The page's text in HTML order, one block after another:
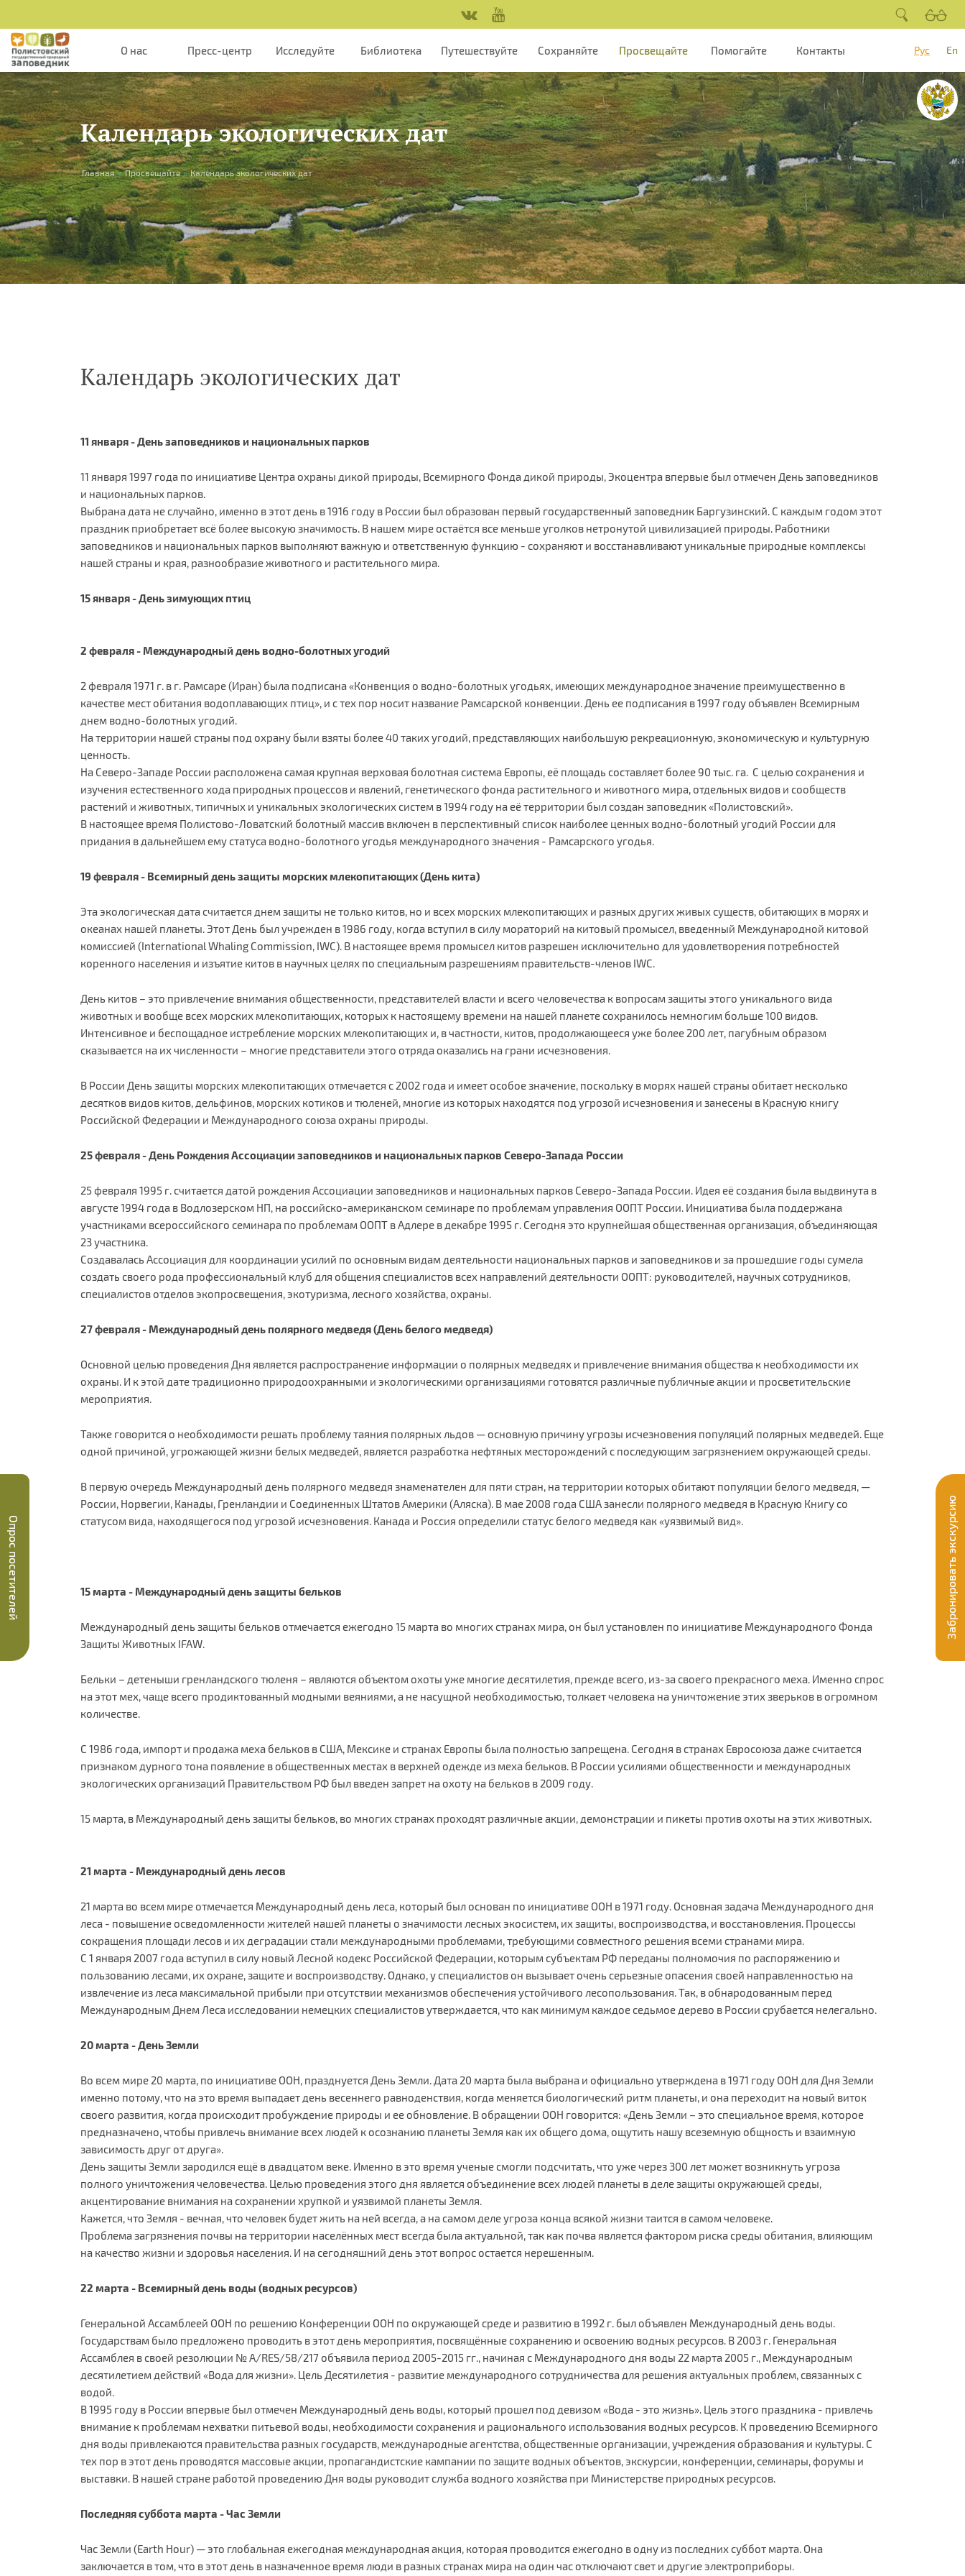
О нас Пресс-центр Исследуйте Библиотека Путешествуйте Сохраняйте Просвещайте Помогайте Контакты Рус En
Календарь экологических дат
Вы здесь
Главная » Просвещайте » Календарь экологических дат
Календарь экологических дат
11 января - День заповедников и национальных парков
11 января 1997 года по инициативе Центра охраны дикой природы, Всемирного Фонда дикой природы, Экоцентра впервые был отмечен День заповедников
и национальных парков.
Выбрана дата не случайно, именно в этот день в 1916 году в России был образован первый государственный заповедник Баргузинский. С каждым годом этот
праздник приобретает всё более высокую значимость. В нашем мире остаётся все меньше уголков нетронутой цивилизацией природы. Работники
заповедников и национальных парков выполняют важную и ответственную функцию - сохраняют и восстанавливают уникальные природные комплексы
нашей страны и края, разнообразие животного и растительного мира.
15 января - День зимующих птиц
2 февраля - Международный день водно-болотных угодий
2 февраля 1971 г. в г. Рамсаре (Иран) была подписана «Конвенция о водно-болотных угодьях, имеющих международное значение преимущественно в
качестве мест обитания водоплавающих птиц», и с тех пор носит название Рамсарской конвенции. День ее подписания в 1997 году объявлен Всемирным
днем водно-болотных угодий.
На территории нашей страны под охрану были взяты более 40 таких угодий, представляющих наибольшую рекреационную, экономическую и культурную
ценность.
На Северо-Западе России расположена самая крупная верховая болотная система Европы, её площадь составляет более 90 тыс. га. С целью сохранения и
изучения естественного хода природных процессов и явлений, генетического фонда растительного и животного мира, отдельных видов и сообществ
растений и животных, типичных и уникальных экологических систем в 1994 году на её территории был создан заповедник «Полистовский».
В настоящее время Полистово-Ловатский болотный массив включен в перспективный список наиболее ценных водно-болотный угодий России для
придания в дальнейшем ему статуса водно-болотного угодья международного значения - Рамсарского угодья.
19 февраля - Всемирный день защиты морских млекопитающих (День кита)
Эта экологическая дата считается днем защиты не только китов, но и всех морских млекопитающих и разных других живых существ, обитающих в морях и
океанах нашей планеты. Этот День был учрежден в 1986 году, когда вступил в силу мораторий на китовый промысел, введенный Международной китовой
комиссией (International Whaling Commission, IWC). В настоящее время промысел китов разрешен исключительно для удовлетворения потребностей
коренного населения и изъятие китов в научных целях по специальным разрешениям правительств-членов IWC.
День китов – это привлечение внимания общественности, представителей власти и всего человечества к вопросам защиты этого уникального вида
животных и вообще всех морских млекопитающих, которых к настоящему времени на нашей планете сохранилось немногим больше 100 видов.
Интенсивное и беспощадное истребление морских млекопитающих и, в частности, китов, продолжающееся уже более 200 лет, пагубным образом
сказывается на их численности – многие представители этого отряда оказались на грани исчезновения.
В России День защиты морских млекопитающих отмечается с 2002 года и имеет особое значение, поскольку в морях нашей страны обитает несколько
десятков видов китов, дельфинов, морских котиков и тюленей, многие из которых находятся под угрозой исчезновения и занесены в Красную книгу
Российской Федерации и Международного союза охраны природы.
25 февраля - День Рождения Ассоциации заповедников и национальных парков Северо-Запада России
25 февраля 1995 г. считается датой рождения Ассоциации заповедников и национальных парков Северо-Запада России. Идея её создания была выдвинута в
августе 1994 года в Водлозерском НП, на российско-американском семинаре по проблемам управления ООПТ России. Инициатива была поддержана
участниками всероссийского семинара по проблемам ООПТ в Адлере в декабре 1995 г. Сегодня это крупнейшая общественная организация, объединяющая
23 участника.
Создавалась Ассоциация для координации усилий по основным видам деятельности национальных парков и заповедников и за прошедшие годы сумела
создать своего рода профессиональный клуб для общения специалистов всех направлений деятельности ООПТ: руководителей, научных сотрудников,
специалистов отделов экопросвещения, экотуризма, лесного хозяйства, охраны.
27 февраля - Международный день полярного медведя (День белого медведя)
Основной целью проведения Дня является распространение информации о полярных медведях и привлечение внимания общества к необходимости их
охраны. И к этой дате традиционно природоохранными и экологическими организациями готовятся различные публичные акции и просветительские
мероприятия.
Также говорится о необходимости решать проблему таяния полярных льдов — основную причину угрозы исчезновения популяций полярных медведей. Еще
одной причиной, угрожающей жизни белых медведей, является разработка нефтяных месторождений с последующим загрязнением окружающей среды.
В первую очередь Международный день полярного медведя знаменателен для пяти стран, на территории которых обитают популяции белого медведя, —
России, Норвегии, Канады, Гренландии и Соединенных Штатов Америки (Аляска). В мае 2008 года США занесли полярного медведя в Красную Книгу со
статусом вида, находящегося под угрозой исчезновения. Канада и Россия определили статус белого медведя как «уязвимый вид».
15 марта - Международный день защиты бельков
Международный день защиты бельков отмечается ежегодно 15 марта во многих странах мира, он был установлен по инициативе Международного Фонда
Защиты Животных IFAW.
Бельки – детеныши гренландского тюленя – являются объектом охоты уже многие десятилетия, прежде всего, из-за своего прекрасного меха. Именно спрос
на этот мех, чаще всего продиктованный модными веяниями, а не насущной необходимостью, толкает человека на уничтожение этих зверьков в огромном
количестве.
С 1986 года, импорт и продажа меха бельков в США, Мексике и странах Европы была полностью запрещена. Сегодня в странах Евросоюза даже считается
признаком дурного тона появление в общественных местах в верхней одежде из меха бельков. В России усилиями общественности и международных
экологических организаций Правительством РФ был введен запрет на охоту на бельков в 2009 году.
15 марта, в Международный день защиты бельков, во многих странах проходят различные акции, демонстрации и пикеты против охоты на этих животных.
21 марта - Международный день лесов
21 марта во всем мире отмечается Международный день леса, который был основан по инициативе ООН в 1971 году. Основная задача Международного дня
леса - повышение осведомленности жителей нашей планеты о значимости лесных экосистем, их защиты, воспроизводства, и восстановления. Процессы
сокращения площади лесов и их деградации стали международными проблемами, требующими совместного решения всеми странами мира.
С 1 января 2007 года вступил в силу новый Лесной кодекс Российской Федерации, которым субъектам РФ переданы полномочия по распоряжению и
пользованию лесами, их охране, защите и воспроизводству. Однако, у специалистов он вызывает очень серьезные опасения своей направленностью на
извлечение из леса максимальной прибыли при отсутствии механизмов обеспечения устойчивого лесопользования. Так, в обнародованным перед
Международным Днем Леса исследовании немецких специалистов утверждается, что как минимум каждое седьмое дерево в России срубается нелегально.
20 марта - День Земли
Во всем мире 20 марта, по инициативе ООН, празднуется День Земли. Дата 20 марта была выбрана и официально утверждена в 1971 году ООН для Дня Земли
именно потому, что на это время выпадает день весеннего равноденствия, когда меняется биологический ритм планеты, и она переходит на новый виток
своего развития, когда происходит пробуждение природы и ее обновление. В обращении ООН говорится: «День Земли – это специальное время, которое
предназначено, чтобы привлечь внимание всех людей к осознанию планеты Земля как их общего дома, ощутить нашу всеземную общность и взаимную
зависимость друг от друга».
День защиты Земли зародился ещё в двадцатом веке. Именно в это время ученые смогли подсчитать, что уже через 300 лет может возникнуть угроза
полного уничтожения человечества. Целью проведения этого дня является объединение всех людей планеты в деле защиты окружающей среды,
акцентирование внимания на сохранении хрупкой и уязвимой планеты Земля.
Кажется, что Земля - вечная, что человек будет жить на ней всегда, а на самом деле угроза конца всякой жизни таится в самом человеке.
Проблема загрязнения почвы на территории населённых мест всегда была актуальной, так как почва является фактором риска среды обитания, влияющим
на качество жизни и здоровья населения. И на сегодняшний день этот вопрос остается нерешенным.
22 марта - Всемирный день воды (водных ресурсов)
Генеральной Ассамблеей ООН по решению Конференции ООН по окружающей среде и развитию в 1992 г. был объявлен Международный день воды.
Государствам было предложено проводить в этот день мероприятия, посвящённые сохранению и освоению водных ресурсов. В 2003 г. Генеральная
Ассамблея в своей резолюции № A/RES/58/217 объявила период 2005-2015 гг., начиная с Международного дня воды 22 марта 2005 г., Международным
десятилетием действий «Вода для жизни». Цель Десятилетия - развитие международного сотрудничества для решения актуальных проблем, связанных с
водой.
В 1995 году в России впервые был отмечен Международный день воды, который прошел под девизом «Вода - это жизнь». Цель этого праздника - привлечь
внимание к проблемам нехватки питьевой воды, необходимости сохранения и рационального использования водных ресурсов. К проведению Всемирного
дня воды привлекаются правительства разных государств, международные агентства, общественные организации, учреждения образования и культуры. С
тех пор в этот день проводятся массовые акции, пропагандистские кампании по защите водных объектов, экскурсии, конференции, семинары, форумы и
выставки. В нашей стране работой проведению Дня воды руководит служба водного хозяйства при Министерстве природных ресурсов.
Последняя суббота марта - Час Земли
Час Земли (Earth Hour) — это глобальная ежегодная международная акция, которая проводится ежегодно в одну из последних суббот марта. Она
заключается в том, что в этот день в назначенное время люди в разных странах мира на один час отключают свет и другие электроприборы.
Забронировать экскурсию
Опрос посетителей